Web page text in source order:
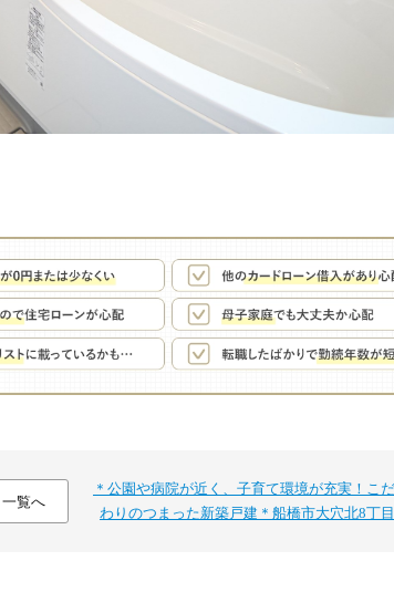
一覧へ
＊公園や病院が近く、子育て環境が充実！こだ
わりのつまった新築戸建＊船橋市大穴北8丁目